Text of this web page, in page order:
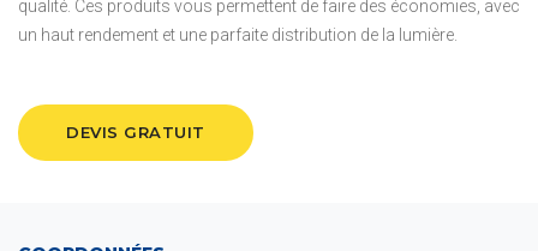
qualité. Ces produits vous permettent de faire des économies, avec
un haut rendement et une parfaite distribution de la lumière.
DEVIS GRATUIT